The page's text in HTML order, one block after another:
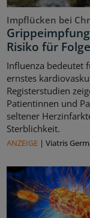
Impflücken bei
Risiko für
Influenza bedeutet
ernstes
Registerstudien
Patientinnen und
seltener
Sterblichkeit.
ANZEIGE | Viatris